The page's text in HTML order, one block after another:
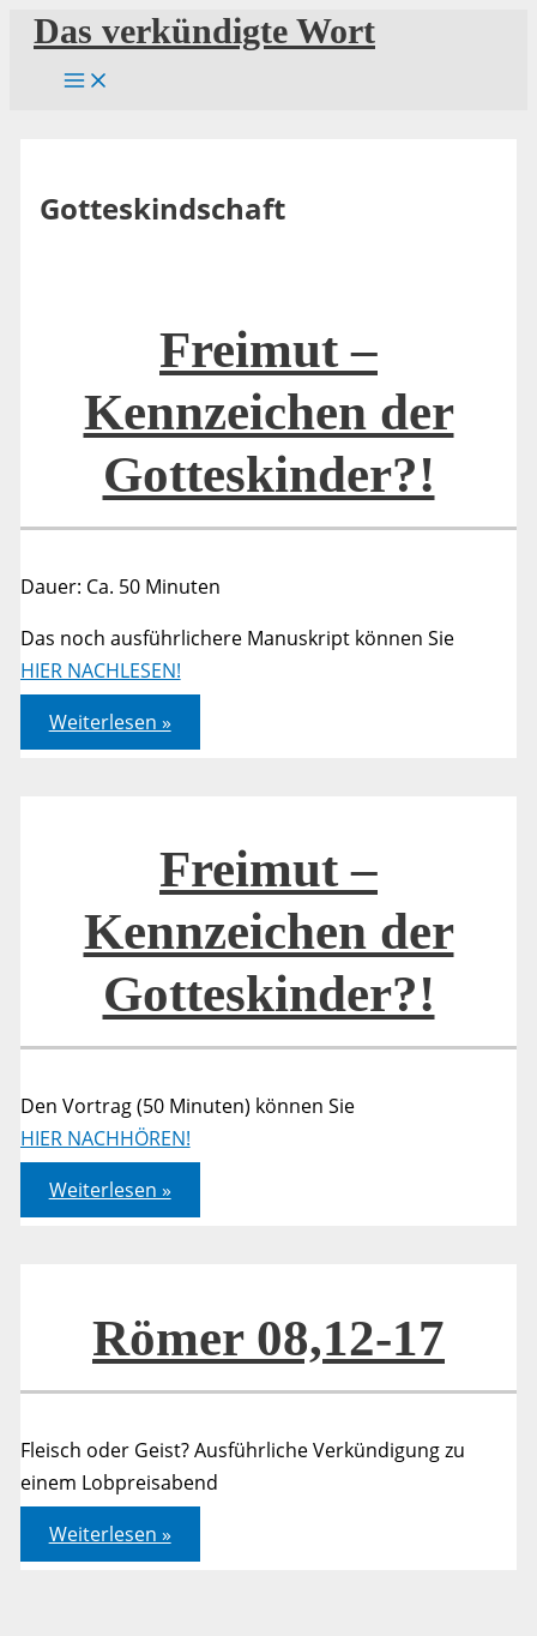
Zum
Inhalt
springen
Das verkündigte Wort
Gotteskindschaft
Freimut –
Kennzeichen der
Gotteskinder?!
Dauer: Ca. 50 Minuten
Das noch ausführlichere Manuskript können Sie
HIER NACHLESEN!
Freimut
–
Kennzeichen
Weiterlesen »
Freimut –
Kennzeichen der
Gotteskinder?!
Den Vortrag (50 Minuten) können Sie
HIER NACHHÖREN!
Freimut
–
Kennzeichen
Weiterlesen »
Römer 08,12-17
Fleisch oder Geist? Ausführliche Verkündigung zu
einem Lobpreisabend
Römer
08,12-
17
Weiterlesen »